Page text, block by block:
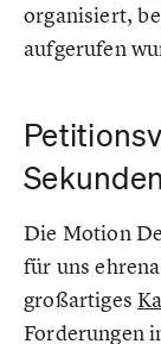
organisiert,
aufgerufen
Die Motion
für uns
großartiges
Forderungen